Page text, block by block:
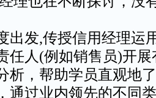
出发,传授信用经理运
任人(例如销售 员)开
析，帮助学员直观地
通过业内领先的不同